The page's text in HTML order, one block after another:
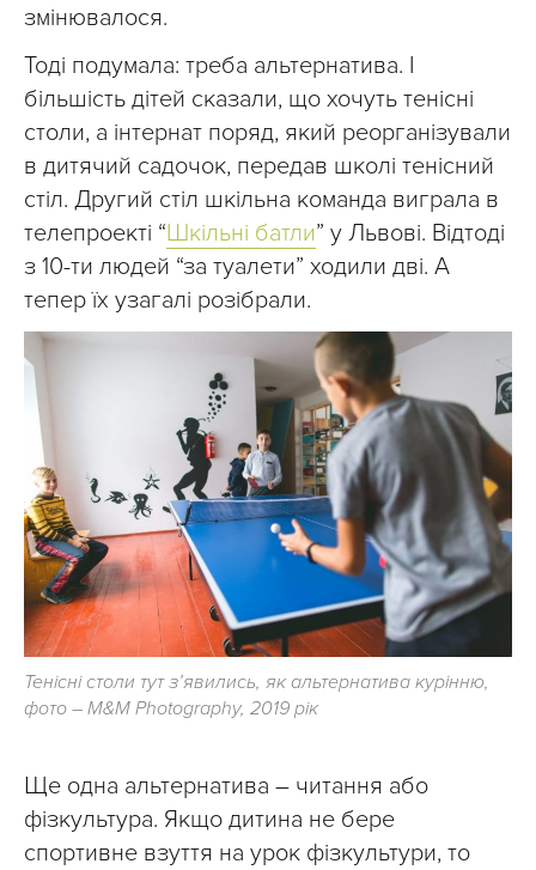
змінювалося.
Тоді подумала: треба альтернатива. І
більшість дітей сказали, що хочуть тенісні
столи, а інтернат поряд, який реорганізували
в дитячий садочок, передав школі тенісний
стіл. Другий стіл шкільна команда виграла в
телепроекті “Шкільні батли” у Львові. Відтоді
з 10-ти людей “за туалети” ходили дві. А
тепер їх узагалі розібрали.
Тенісні столи тут з’явились, як альтернатива курінню,
фото – М&М Photography, 2019 рік
Ще одна альтернатива – читання або
фізкультура. Якщо дитина не бере
спортивне взуття на урок фізкультури, то